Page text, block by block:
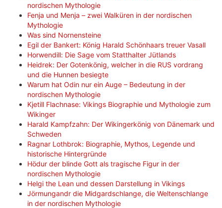
nordischen Mythologie
Fenja und Menja – zwei Walküren in der nordischen
Mythologie
Was sind Nornensteine
Egil der Bankert: König Harald Schönhaars treuer Vasall
Horwendill: Die Sage vom Statthalter Jütlands
Heidrek: Der Gotenkönig, welcher in die RUS vordrang
und die Hunnen besiegte
Warum hat Odin nur ein Auge – Bedeutung in der
nordischen Mythologie
Kjetill Flachnase: Vikings Biographie und Mythologie zum
Wikinger
Harald Kampfzahn: Der Wikingerkönig von Dänemark und
Schweden
Ragnar Lothbrok: Biographie, Mythos, Legende und
historische Hintergründe
Hödur der blinde Gott als tragische Figur in der
nordischen Mythologie
Helgi the Lean und dessen Darstellung in Vikings
Jörmungandr die Midgardschlange, die Weltenschlange
in der nordischen Mythologie